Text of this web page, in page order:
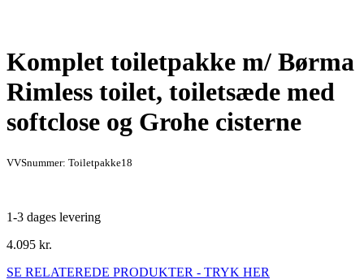
Komplet toiletpakke m/ Børma
Rimless toilet, toiletsæde med
softclose og Grohe cisterne
VVSnummer: Toiletpakke18
1-3 dages levering
4.095 kr.
SE RELATEREDE PRODUKTER - TRYK HER